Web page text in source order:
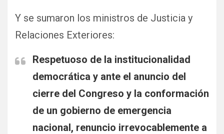
Y se sumaron los ministros de Justicia y
Relaciones Exteriores:
Respetuoso de la institucionalidad
democrática y ante el anuncio del
cierre del Congreso y la conformación
de un gobierno de emergencia
nacional, renuncio irrevocablemente a